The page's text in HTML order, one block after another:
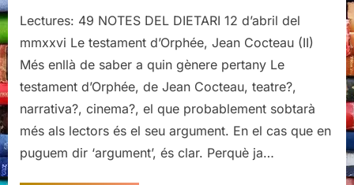
Lectures: 49 NOTES DEL DIETARI 12 d’abril del
mmxxvi Le testament d’Orphée, Jean Cocteau (II)
Més enllà de saber a quin gènere pertany Le
testament d’Orphée, de Jean Cocteau, teatre?,
narrativa?, cinema?, el que probablement sobtarà
més als lectors és el seu argument. En el cas que en
puguem dir ‘argument’, és clar. Perquè ja…